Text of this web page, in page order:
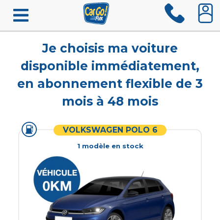
Je choisis ma voiture
disponible immédiatement,
en abonnement flexible de 3
mois à 48 mois
VOLKSWAGEN POLO 6
1modèleen stock